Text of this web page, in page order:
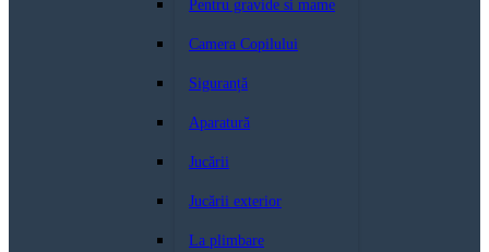
Pentru gravide si mame
Camera Copilului
Siguranță
Aparatură
Jucării
Jucării exterior
La plimbare